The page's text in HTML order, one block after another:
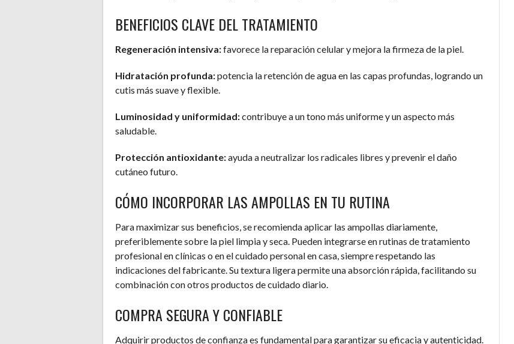
BENEFICIOS CLAVE DEL TRATAMIENTO
Regeneración intensiva:favorece la reparación celular y mejora la firmeza de la piel.
Hidratación profunda:potencia la retención de agua en las capas profundas, logrando un
cutis más suave y flexible.
Luminosidad y uniformidad:contribuye a un tono más uniforme y un aspecto más
saludable.
Protección antioxidante:ayuda a neutralizar los radicales libres y prevenir el daño
cutáneo futuro.
CÓMO INCORPORAR LAS AMPOLLAS EN TU RUTINA
Para maximizar sus beneficios, se recomienda aplicar las ampollas diariamente,
preferiblemente sobre la piel limpia y seca. Pueden integrarse en rutinas de tratamiento
profesional en clínicas o en el cuidado personal en casa, siempre respetando las
indicaciones del fabricante. Su textura ligera permite una absorción rápida, facilitando su
combinación con otros productos de cuidado diario.
COMPRA SEGURA Y CONFIABLE
Adquirir productos de confianza es fundamental para garantizar su eficacia y autenticidad.